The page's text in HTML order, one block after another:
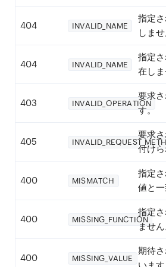
404 INVALID_NAME
指定
しませ
404 INVALID_NAME
指定
在しま
403 INVALID_OPERATION
要求
す。
405
要求
付けら
400 MISMATCH
指定
値と一
400 MISSING_FUNCTION
指定
ません
400 MISSING_VALUE
期待
います